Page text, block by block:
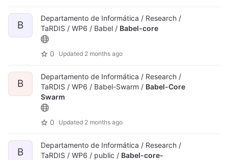
B
Departamento de Informática / Research /
TaRDIS / WP6 / Babel / Babel-core
0 Updated 2 months ago
B
Departamento de Informática / Research /
TaRDIS / WP6 / Babel-Swarm / Babel-Core
Swarm
0 Updated 2 months ago
B
Departamento de Informática / Research /
TaRDIS / WP6 / public / Babel-core-